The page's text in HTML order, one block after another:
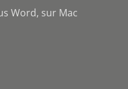
Word, sur Mac